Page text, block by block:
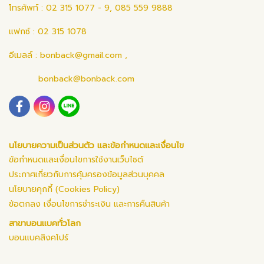
โทรศัพท์ : 02 315 1077 - 9, 085 559 9888
แฟกซ์ : 02 315 1078
อีเมลล์ : bonback@gmail.com ,
bonback@bonback.com
นโยบายความเป็นส่วนตัว และข้อกำหนดและเงื่อนไข
ข้อกำหนดและเงื่อนไขการใช้งานเว็บไซต์
ประกาศเกี่ยวกับการคุ้มครองข้อมูลส่วนบุคคล
นโยบายคุกกี้ (Cookies Policy)
ข้อตกลง เงื่อนไขการชำระเงิน และการคืนสินค้า
สาขาบอนแบคทั่วโลก
บอนแบคสิงคโปร์